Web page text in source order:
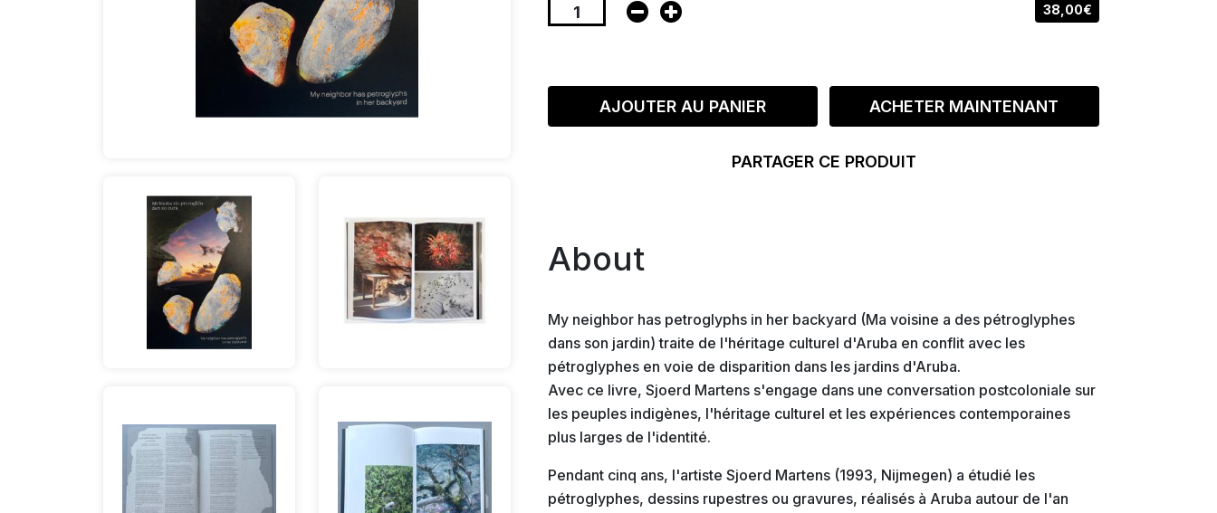
38,00€
AJOUTER AU PANIER ACHETER MAINTENANT
PARTAGER CE PRODUIT
About
My neighbor has petroglyphs in her backyard (Ma voisine a des pétroglyphes
dans son jardin) traite de l'héritage culturel d'Aruba en conflit avec les
pétroglyphes en voie de disparition dans les jardins d'Aruba.
Avec ce livre, Sjoerd Martens s'engage dans une conversation postcoloniale sur
les peuples indigènes, l'héritage culturel et les expériences contemporaines
plus larges de l'identité.
Pendant cinq ans, l'artiste Sjoerd Martens (1993, Nijmegen) a étudié les
pétroglyphes, dessins rupestres ou gravures, réalisés à Aruba autour de l'an